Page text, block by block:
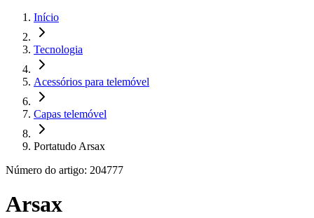
Início
Tecnologia
Acessórios para telemóvel
Capas telemóvel
Portatudo Arsax
Número do artigo: 204777
Arsax